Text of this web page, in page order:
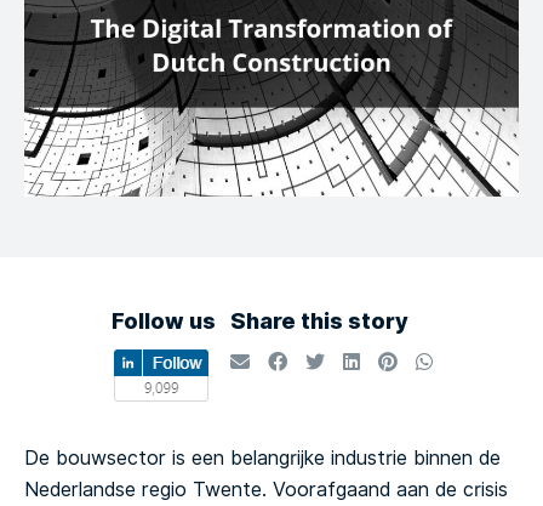
Follow us Share this story
De bouwsector is een belangrijke industrie binnen de
Nederlandse regio Twente. Voorafgaand aan de crisis